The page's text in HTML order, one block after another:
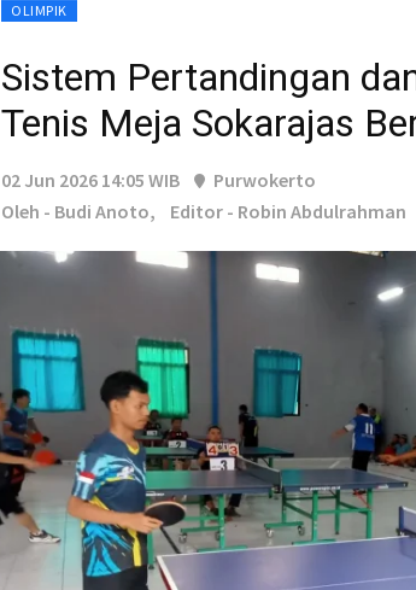
OLIMPIK
Sistem Pertandingan
Tenis Meja Sokarajas
02 Jun 2026 14:05 WIB
Purwokerto
Oleh - Budi Anoto,
Editor - Robin Abdulrahman